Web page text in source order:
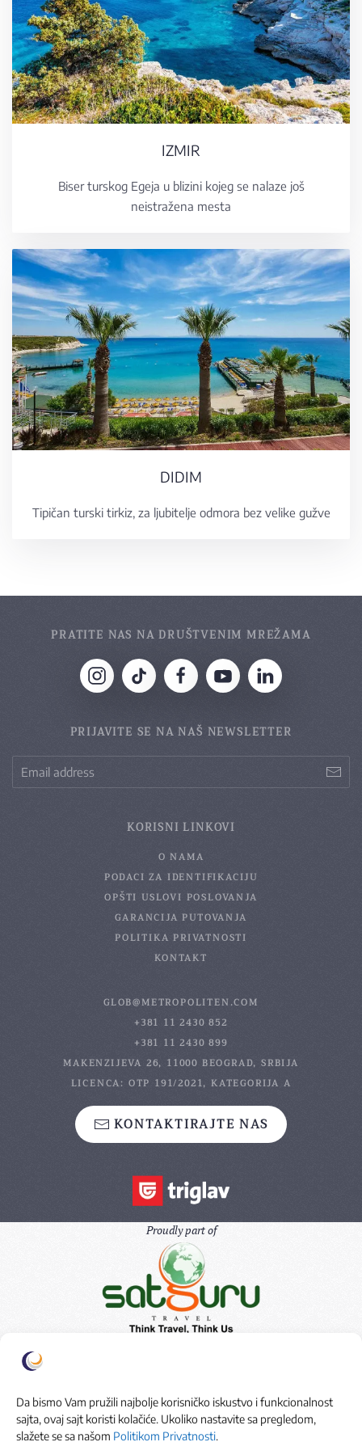
Da bismo Vam pružili najbolje korisničko iskustvo i funkcionalnost
sajta, ovaj sajt koristi kolačiće. Ukoliko nastavite sa pregledom,
slažete se sa našom Politikom Privatnosti.
IZMIR
Biser turskog Egeja u blizini kojeg se nalaze još
neistražena mesta
DIDIM
Tipičan turski tirkiz, za ljubitelje odmora bez velike gužve
PRATITE NAS NA DRUŠTVENIM MREŽAMA
PRIJAVITE SE NA NAŠ NEWSLETTER
KORISNI LINKOVI
O NAMA
PODACI ZA IDENTIFIKACIJU
OPŠTI USLOVI POSLOVANJA
GARANCIJA PUTOVANJA
POLITIKA PRIVATNOSTI
KONTAKT
GLOB@METROPOLITEN.COM
+381 11 2430 852
+381 11 2430 899
MAKENZIJEVA 26, 11000 BEOGRAD, SRBIJA
LICENCA: OTP 191/2021, KATEGORIJA A
KONTAKTIRAJTE NAS
Proudly part of